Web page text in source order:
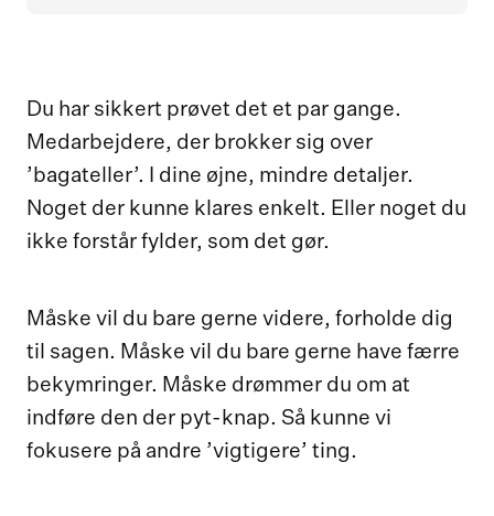
Du har sikkert prøvet det et par gange.
Medarbejdere, der brokker sig over
’bagateller’. I dine øjne, mindre detaljer.
Noget der kunne klares enkelt. Eller noget du
ikke forstår fylder, som det gør.
Måske vil du bare gerne videre, forholde dig
til sagen. Måske vil du bare gerne have færre
bekymringer. Måske drømmer du om at
indføre den der pyt-knap. Så kunne vi
fokusere på andre ’vigtigere’ ting.